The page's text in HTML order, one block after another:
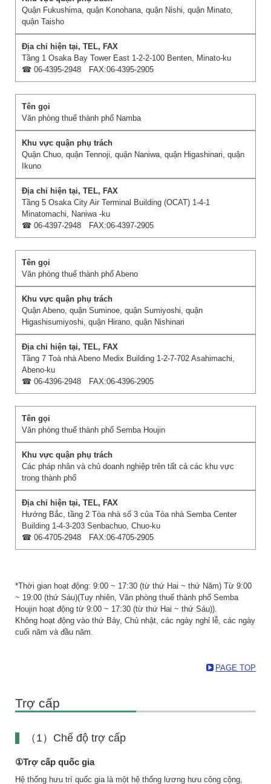
Quận Fukushima, quận Konohana, quận Nishi, quận Minato,
quận Taisho
Tầng 1 Osaka Bay Tower East 1-2-2-100 Benten, Minato-ku
☎ 06-4395-2948 FAX:06-4395-2905
Văn phòng thuế thành phố Namba
Quận Chuo, quận Tennoji, quận Naniwa, quận Higashinari, quận
Ikuno
Tầng 5 Osaka City Air Terminal Building (OCAT) 1-4-1
Minatomachi, Naniwa -ku
☎ 06-4397-2948 FAX:06-4397-2905
Văn phòng thuế thành phố Abeno
Quận Abeno, quận Suminoe, quận Sumiyoshi, quận
Higashisumiyoshi, quận Hirano, quận Nishinari
Tầng 7 Toà nhà Abeno Medix Building 1-2-7-702 Asahimachi,
Abeno-ku
☎ 06-4396-2948 FAX:06-4396-2905
Văn phòng thuế thành phố Semba Houjin
Các pháp nhân và chủ doanh nghiệp trên tất cả các khu vực
trong thành phố
Hướng Bắc, tầng 2 Tòa nhà số 3 của Tòa nhà Semba Center
Building 1-4-3-203 Senbachuo, Chuo-ku
☎ 06-4705-2948 FAX:06-4705-2905
*Thời gian hoạt động: 9:00 ~ 17:30 (từ thứ Hai ~ thứ Năm) Từ 9:00
~ 19:00 (thứ Sáu)(Tuy nhiên, Văn phòng thuế thành phố Semba
Houjin hoạt động từ 9:00 ~ 17:30 (từ thứ Hai ~ thứ Sáu)).
Không hoạt động vào thứ Bảy, Chủ nhật, các ngày nghỉ lễ, các ngày
cuối năm và đầu năm.
PAGE TOP
Trợ cấp
（1）Chế độ trợ cấp
①Trợ cấp quốc gia
Hệ thống hưu trí quốc gia là một hệ thống lương hưu công cộng,